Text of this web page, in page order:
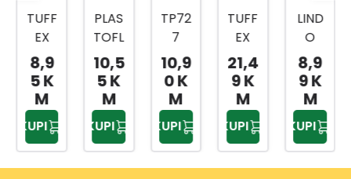
TUFF
EX
KANT
A ZA
SME
ĆE
25L
TP22
34
8,9
5 K
M
KUPI
PLAS
TOFL
EX
KANT
A ZA
SME
ĆE
24L
10,5
5 K
M
KUPI
TP72
7
KANT
A ZA
KUHI
NJSK
I
OTP
AD
10,9
0 K
M
KUPI
TUFF
EX
TP22
04
KANT
A ZA
SME
ĆE
NO:4
21,4
9 K
M
KUPI
LIND
O
KANT
A
SVIJE
TLO
SIVA
12L
8,9
9 K
M
KUPI